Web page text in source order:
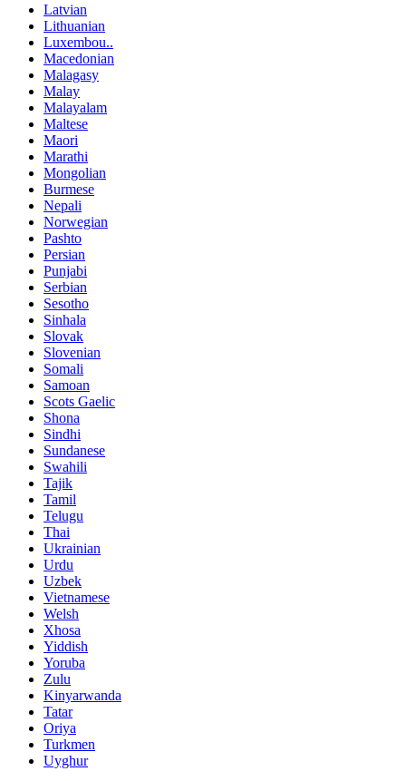
Latvian
Lithuanian
Luxembou..
Macedonian
Malagasy
Malay
Malayalam
Maltese
Maori
Marathi
Mongolian
Burmese
Nepali
Norwegian
Pashto
Persian
Punjabi
Serbian
Sesotho
Sinhala
Slovak
Slovenian
Somali
Samoan
Scots Gaelic
Shona
Sindhi
Sundanese
Swahili
Tajik
Tamil
Telugu
Thai
Ukrainian
Urdu
Uzbek
Vietnamese
Welsh
Xhosa
Yiddish
Yoruba
Zulu
Kinyarwanda
Tatar
Oriya
Turkmen
Uyghur